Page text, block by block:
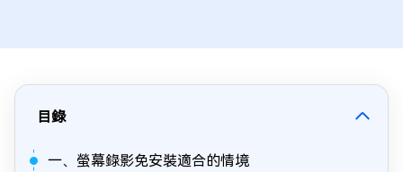
目錄
一、螢幕錄影免安裝適合的情境